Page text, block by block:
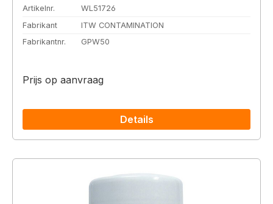
Artikelnr.
WL51726
Fabrikant
ITW CONTAMINATION
Fabrikantnr.
GPW50
Prijs op aanvraag
Details